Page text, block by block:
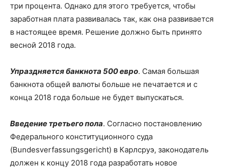
три процента. Однако для этого требуется, чтобы
заработная плата развивалась так, как она развивается
в настоящее время. Решение должно быть принято
весной 2018 года.
Упраздняется банкнота 500 евро. Самая большая
банкнота общей валюты больше не печатается и с
конца 2018 года больше не будет выпускаться.
Введение третьего пола. Согласно постановлению
Федерального конституционного суда
(Bundesverfassungsgericht) в Карлсруэ, законодатель
должен к концу 2018 года разработать новое